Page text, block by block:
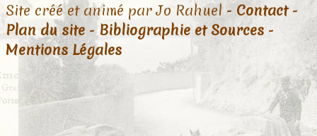
Site créé et animé par Jo Rahuel - Contact-
Plan du site - Bibliographie et Sources -
Mentions Légales